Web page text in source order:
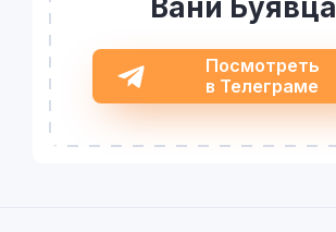
Вани Буявца
Посмотреть
в Телеграме